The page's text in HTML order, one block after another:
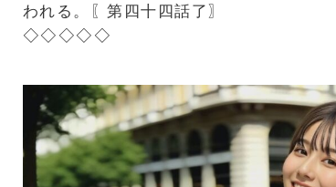
われる。〖第四十四話了〗
◇◇◇◇◇